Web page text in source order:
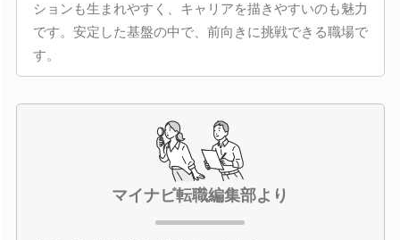
ションも生まれやすく、キャリアを描きやすいのも魅力
です。安定した基盤の中で、前向きに挑戦できる職場で
す。
マイナビ転職編集部より